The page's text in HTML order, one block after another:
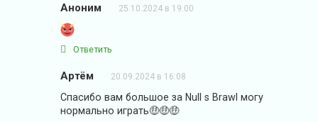
Аноним 25.10.2024 в 19:00
Ответить
Артём 20.09.2024 в 16:08
Спасибо вам большое за Null s Brawl могу
нормально играть🤑🤑🤑